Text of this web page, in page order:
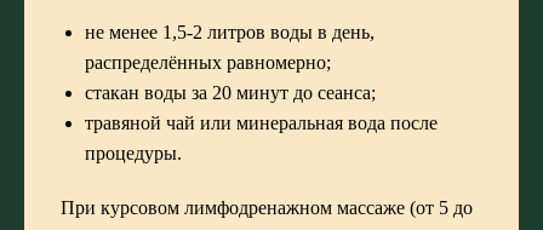
не менее 1,5-2 литров воды в день,
распределённых равномерно;
стакан воды за 20 минут до сеанса;
травяной чай или минеральная вода после
процедуры.
При курсовом лимфодренажном массаже (от 5 до